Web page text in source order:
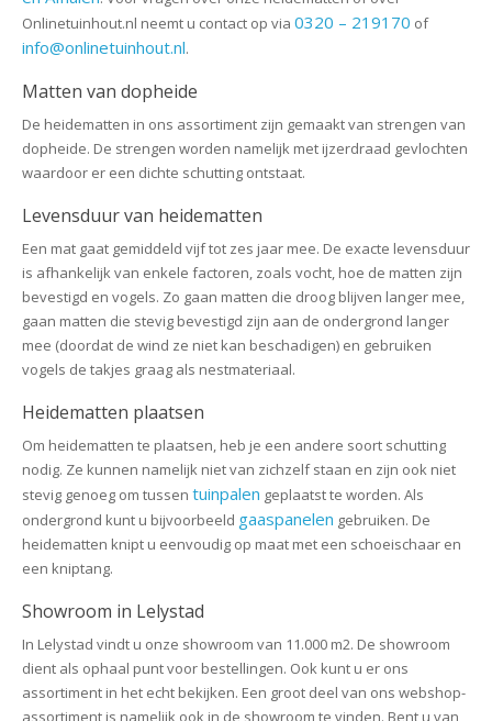
Onlinetuinhout.nl neemt u contact op via 0320 – 219170 of
info@onlinetuinhout.nl.
Matten van dopheide
De heidematten in ons assortiment zijn gemaakt van strengen van
dopheide. De strengen worden namelijk met ijzerdraad gevlochten
waardoor er een dichte schutting ontstaat.
Levensduur van heidematten
Een mat gaat gemiddeld vijf tot zes jaar mee. De exacte levensduur
is afhankelijk van enkele factoren, zoals vocht, hoe de matten zijn
bevestigd en vogels. Zo gaan matten die droog blijven langer mee,
gaan matten die stevig bevestigd zijn aan de ondergrond langer
mee (doordat de wind ze niet kan beschadigen) en gebruiken
vogels de takjes graag als nestmateriaal.
Heidematten plaatsen
Om heidematten te plaatsen, heb je een andere soort schutting
nodig. Ze kunnen namelijk niet van zichzelf staan en zijn ook niet
stevig genoeg om tussen tuinpalen geplaatst te worden. Als
ondergrond kunt u bijvoorbeeld gaaspanelen gebruiken. De
heidematten knipt u eenvoudig op maat met een schoeischaar en
een kniptang.
Showroom in Lelystad
In Lelystad vindt u onze showroom van 11.000 m2. De showroom
dient als ophaal punt voor bestellingen. Ook kunt u er ons
assortiment in het echt bekijken. Een groot deel van ons webshop-
assortiment is namelijk ook in de showroom te vinden. Bent u van